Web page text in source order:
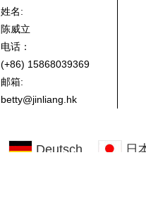
姓名:
陈威立
电话：
(+86) 15868039369
邮箱:
betty@jinliang.hk
Deutsch
日